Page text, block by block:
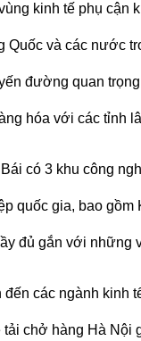
kinh tế phụ cận
Quốc và các nước
đường quan
hóa với các tỉnh
có 3 khu công
quốc gia, bao
đủ gắn với những
các ngành kinh
tải chở hàng Hà Nội